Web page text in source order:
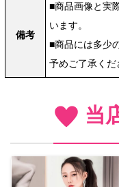
備考
■商品画像と実
います。
■商品には多少
予めご了承くだ
当